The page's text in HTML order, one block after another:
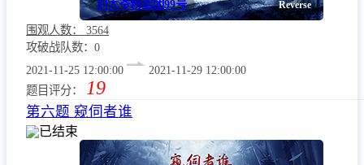
Reverse
刘大爷粉丝团99号
围观人数：
3564
攻破战队数：0
2021-11-25 12:00:00
2021-11-29 12:00:00
题目评分： 19
第六题 窥伺者谁
已结束